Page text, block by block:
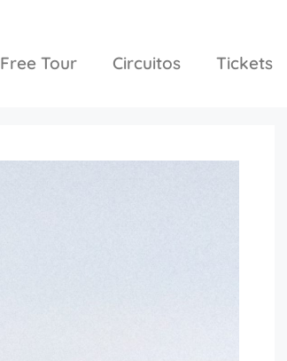
Free Tour Circuitos Tickets